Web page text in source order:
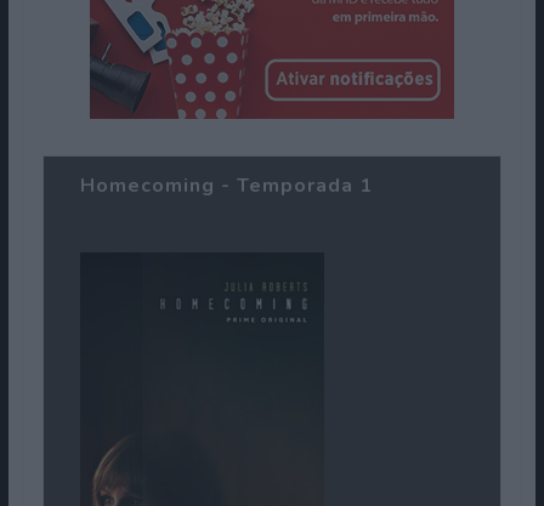
Homecoming - Temporada 1